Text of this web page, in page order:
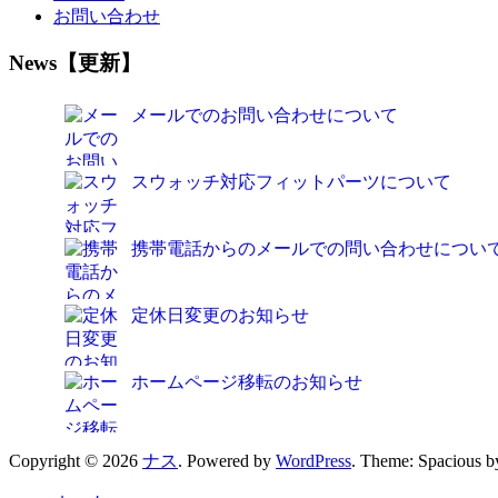
お問い合わせ
News【更新】
メールでのお問い合わせについて
スウォッチ対応フィットパーツについて
携帯電話からのメールでの問い合わせについ
定休日変更のお知らせ
ホームページ移転のお知らせ
Copyright © 2026 ナス. Powered by WordPress. Theme: Spacious